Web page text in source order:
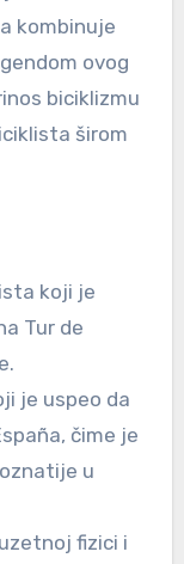
kombinuje
ovog
biciklizmu
širom
koji je
Tur de
je uspeo da
čime je
u
fizici i